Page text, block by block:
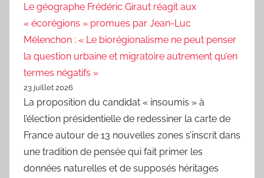
Le géographe Frédéric Giraut réagit aux
« écorégions » promues par Jean-Luc
Mélenchon : « Le biorégionalisme ne peut penser
la question urbaine et migratoire autrement qu’en
termes négatifs »
23 juillet 2026
La proposition du candidat « insoumis » à
l’élection présidentielle de redessiner la carte de
France autour de 13 nouvelles zones s’inscrit dans
une tradition de pensée qui fait primer les
données naturelles et de supposés héritages